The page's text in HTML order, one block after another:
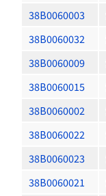
38B0060003
38B0060032
38B0060009
38B0060015
38B0060002
38B0060022
38B0060023
38B0060021